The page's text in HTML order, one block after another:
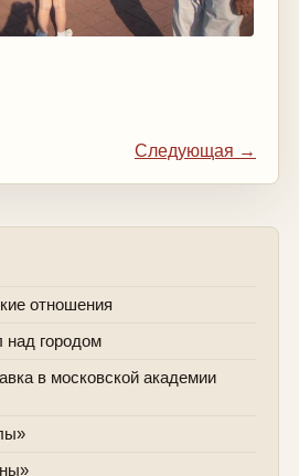
Следующая →
отношения
над городом
в московской академии